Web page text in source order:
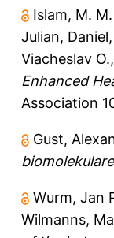
Islam, M.
Julian,
Viacheslav O.,
Enhanced
Association
Gust,
Wurm, Jan
Wilmanns,